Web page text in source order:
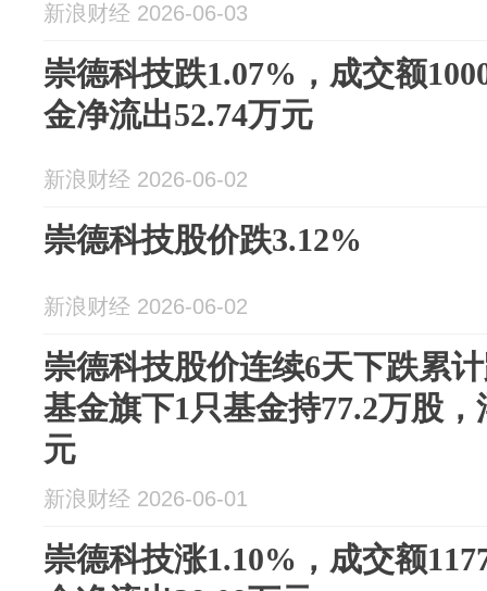
新浪财经 2026-06-03
崇德科技跌1.07%，成交额
金净流出52.74万元
新浪财经 2026-06-02
崇德科技股价跌3.12%
新浪财经 2026-06-02
崇德科技股价连续6天下跌累
基金旗下1只基金持77.2万股，
元
新浪财经 2026-06-01
崇德科技涨1.10%，成交额